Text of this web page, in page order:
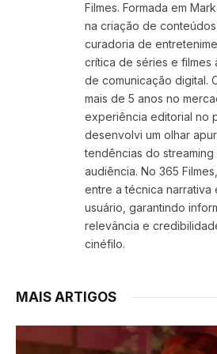
Filmes. Formada em
na criação de
curadoria de
crítica de séries e filmes
de comunicação digital.
mais de 5 anos no
experiência editorial no
desenvolvi um olhar
tendências do
audiência. No 365
entre a técnica
usuário, garantindo
relevância e
cinéfilo.
MAIS ARTIGOS